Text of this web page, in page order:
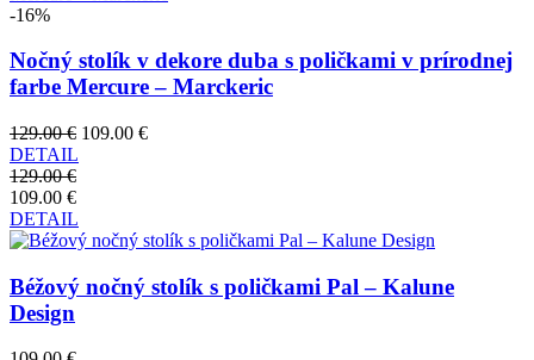
-16%
Nočný stolík v dekore duba s poličkami v prírodnej
farbe Mercure – Marckeric
129.00 € 109.00 €
DETAIL
129.00 €
109.00 €
DETAIL
Béžový nočný stolík s poličkami Pal – Kalune
Design